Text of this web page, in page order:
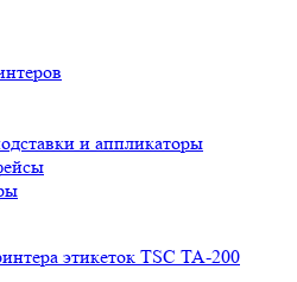
и аппликаторы
этикеток TSC TA-200